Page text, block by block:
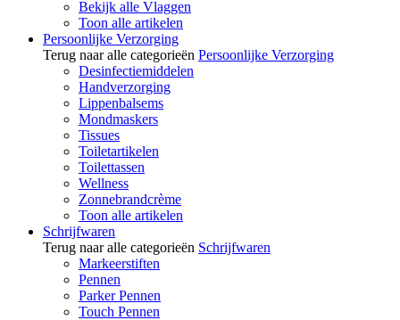
Bekijk alle Vlaggen
Toon alle artikelen
Persoonlijke Verzorging
Terug naar alle categorieën Persoonlijke Verzorging
Desinfectiemiddelen
Handverzorging
Lippenbalsems
Mondmaskers
Tissues
Toiletartikelen
Toilettassen
Wellness
Zonnebrandcrème
Toon alle artikelen
Schrijfwaren
Terug naar alle categorieën Schrijfwaren
Markeerstiften
Pennen
Parker Pennen
Touch Pennen